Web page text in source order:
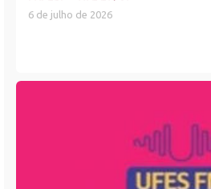
6 de julho de 2026